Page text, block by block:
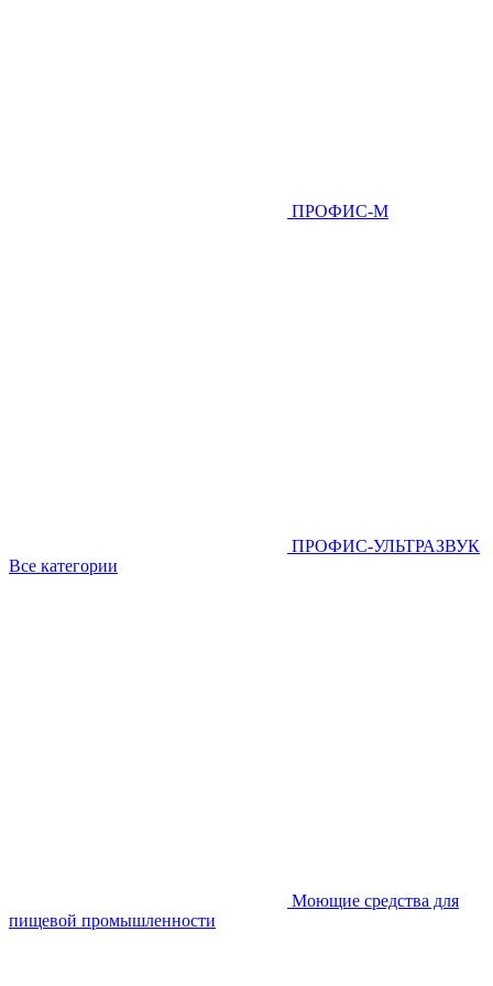
ПРОФИС-М
ПРОФИС-УЛЬТРАЗВУК
Все категории
Моющие средства для
пищевой промышленности